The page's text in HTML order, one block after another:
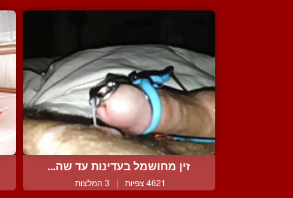
זין מחושמל בעדינות עד שה...
4621 צפיות | 3 המלצות